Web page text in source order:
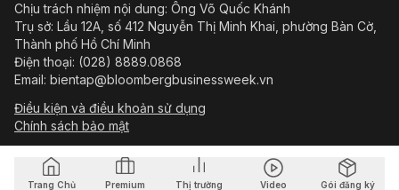
Trang Chủ Premium Thị trường Video Gói đăng ký
Chịu trách nhiệm nội dung: Ông Võ Quốc Khánh
Trụ sở: Lầu 12A, số 412 Nguyễn Thị Minh Khai, phường Bàn Cờ,
Thành phố Hồ Chí Minh
Điện thoại: (028) 8889.0868
Email: bientap@bloombergbusinessweek.vn
Điều kiện và điều khoản sử dụng
Chính sách bảo mật
© Copyright 2023-2026 Công ty Cổ phần Beacon Asia Media